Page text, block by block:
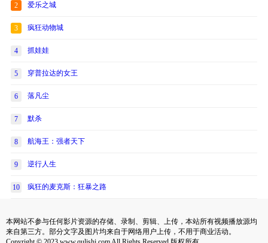
2 爱乐之城
3 疯狂动物城
4 抓娃娃
5 穿普拉达的女王
6 落凡尘
7 默杀
8 航海王：强者天下
9 逆行人生
10 疯狂的麦克斯：狂暴之路
本网站不参与任何影片资源的存储、录制、剪辑、上传，本站所有视频播放源均
来自第三方。部分文字及图片均来自于网络用户上传，不用于商业活动。